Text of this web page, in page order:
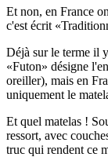
Et non, en France
c'est écrit
Déjà sur le terme il
«Futon» désigne
oreiller), mais en
uniquement le
Et quel matelas !
ressort, avec
truc qui rendent ce